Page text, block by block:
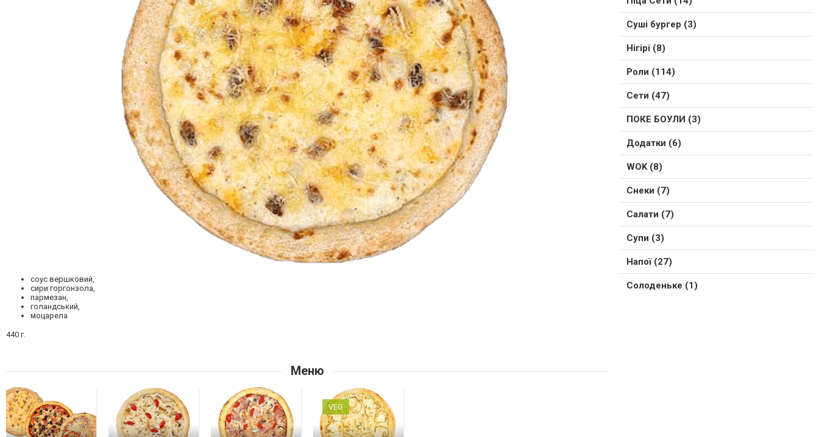
соус вершковий,
сири горгонзола,
пармезан,
голандський,
моцарела
440 г.
Суші бургер (3)
Нігірі (8)
Роли (114)
Сети (47)
ПОКЕ БОУЛИ (3)
Додатки (6)
WOK (8)
Снеки (7)
Салати (7)
Супи (3)
Напої (27)
Солоденьке (1)
Меню
VEG